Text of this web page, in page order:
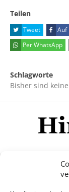
Teilen
Tweet Auf
Per WhatsApp
Schlagworte
Bisher sind